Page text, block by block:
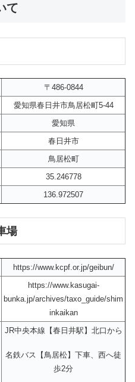
て
〒486-0844
愛知県春日井市鳥居松町5-44
愛知県
春日井市
鳥居松町
35.246778
136.972507
場
https://www.kcpf.or.jp/geibun/
https://www.kasugai-
bunka.jp/archives/taxo_guide/shim
inkaikan
JR中央本線【春日井駅】北口から
名鉄バス【鳥居松】下車、西へ徒
歩2分